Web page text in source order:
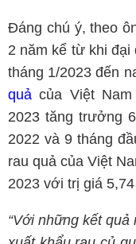
Đáng chú ý, theo
2 năm kể từ khi
tháng 1/2023 đến
quả của Việt
2023 tăng trưởng
2022 và 9 tháng
rau quả của Việt
2023 với trị giá
“Với những kết quả